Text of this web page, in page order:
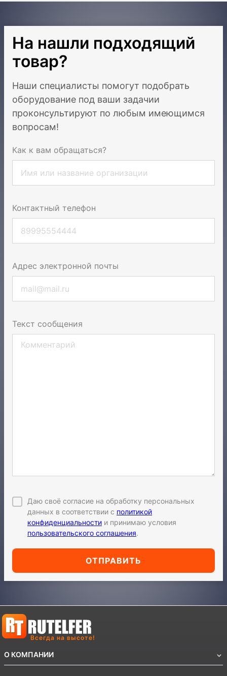
На нашли подходящий
товар?
Наши специалисты помогут подобрать
оборудование под ваши задачии
проконсультируют по любым имеющимся
вопросам!
Как к вам обращаться?
Контактный телефон
Адрес электронной почты
Текст сообщения
Даю своё согласие на обработку персональных
данных в соответствии с политикой
конфиденциальности и принимаю условия
пользовательского соглашения.
ОТПРАВИТЬ
О КОМПАНИИ
Всегда на высоте!